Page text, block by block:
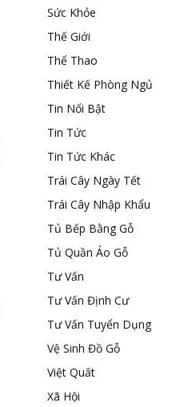
Sức Khỏe
Thế Giới
Thể Thao
Thiết Kế Phòng Ngủ
Tin Nổi Bật
Tin Tức
Tin Tức Khác
Trái Cây Ngày Tết
Trái Cây Nhập Khẩu
Tủ Bếp Bằng Gỗ
Tủ Quần Áo Gỗ
Tư Vấn
Tư Vấn Định Cư
Tư Vấn Tuyển Dụng
Vệ Sinh Đồ Gỗ
Việt Quất
Xã Hội